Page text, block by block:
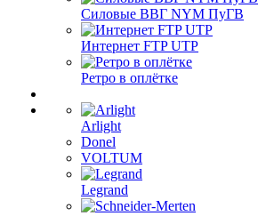
Силовые ВВГ NYM ПуГВ
Интернет FTP UTP
Ретро в оплётке
Arlight
Donel
VOLTUM
Legrand